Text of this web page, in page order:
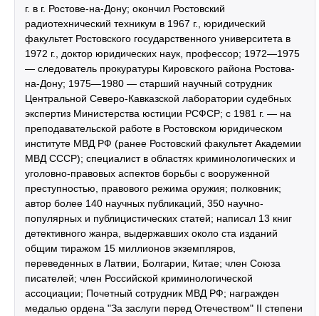
г. в г. Ростове-на-Дону; окончил Ростовский
радиотехнический техникум в 1967 г., юридический
факультет Ростовского государственного университета в
1972 г., доктор юридических наук, профессор; 1972—1975
— следователь прокуратуры Кировского района Ростова-
на-Дону; 1975—1980 — старший научный сотрудник
Центральной Северо-Кавказской лаборатории судебных
экспертиз Министерства юстиции РСФСР; с 1981 г. — на
преподавательской работе в Ростовском юридическом
институте МВД РФ (ранее Ростовский факультет Академии
МВД СССР); специалист в областях криминологических и
уголовно-правовых аспектов борьбы с вооруженной
преступностью, правового режима оружия; полковник;
автор более 140 научных публикаций, 350 научно-
популярных и публицистических статей; написал 13 книг
детективного жанра, выдержавших около ста изданий
общим тиражом 15 миллионов экземпляров,
переведенных в Латвии, Болгарии, Китае; член Союза
писателей; член Российской криминологической
ассоциации; Почетный сотрудник МВД РФ; награжден
медалью ордена "За заслуги перед Отечеством" II степени